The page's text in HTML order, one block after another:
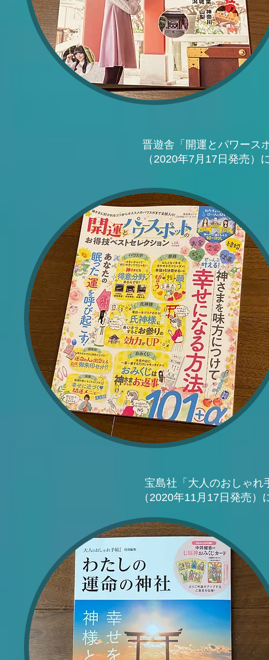
晋遊舎「開運とパワース
（2020年7月17日発売）
宝島社「大人のおしゃれ
（2020年11月17日発売）